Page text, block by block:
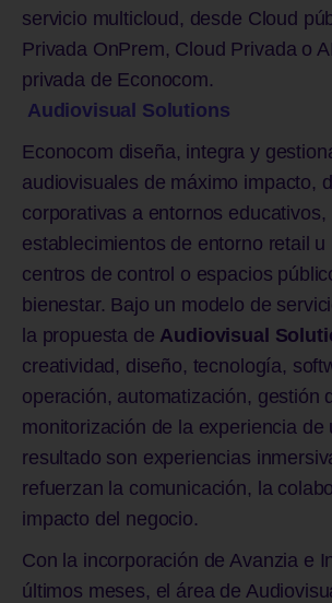
servicio multicloud, desde Cloud
Privada OnPrem, Cloud Privada o
privada de Econocom.
Audiovisual Solutions
Econocom diseña, integra y
audiovisuales de máximo impacto,
corporativas a entornos educativos,
establecimientos de entorno retail u
centros de control o espacios
bienestar. Bajo un modelo de
la propuesta de Audiovisual
creatividad, diseño, tecnología,
operación, automatización, gestión
monitorización de la experiencia de
resultado son experiencias
refuerzan la comunicación, la
impacto del negocio.
Con la incorporación de Avanzia e
últimos meses, el área de